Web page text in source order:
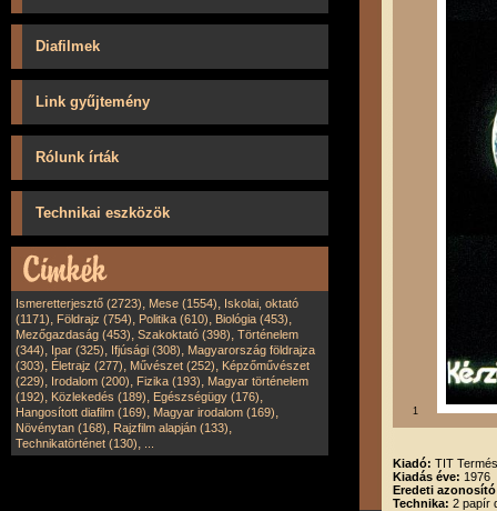
Diafilmek
Link gyűjtemény
Rólunk írták
Technikai eszközök
Ismeretterjesztő (2723), Mese (1554), Iskolai, oktató
(1171), Földrajz (754), Politika (610), Biológia (453),
Mezőgazdaság (453), Szakoktató (398), Történelem
(344), Ipar (325), Ifjúsági (308), Magyarország földrajza
(303), Életrajz (277), Művészet (252), Képzőművészet
(229), Irodalom (200), Fizika (193), Magyar történelem
(192), Közlekedés (189), Egészségügy (176),
Hangosított diafilm (169), Magyar irodalom (169),
Növénytan (168), Rajzfilm alapján (133),
Technikatörténet (130),
1
Kiadó: TIT
Kiadás éve: 1976
Eredeti
Technika: 2 papír